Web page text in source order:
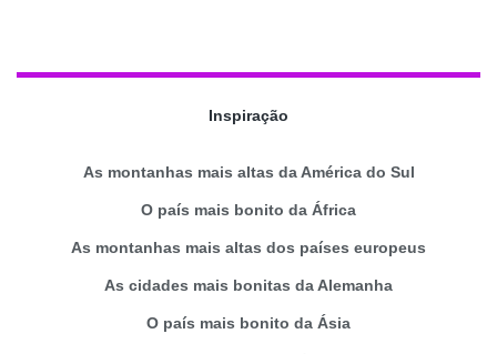
Inspiração
As montanhas mais altas da América do Sul
O país mais bonito da África
As montanhas mais altas dos países europeus
As cidades mais bonitas da Alemanha
O país mais bonito da Ásia